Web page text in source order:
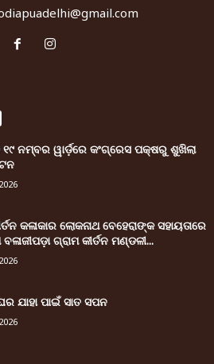
୧୯ ନମ୍ବର ୱାର୍ଡ଼ରେ କଂଗ୍ରେସ ପକ୍ଷରୁ ଶୁଖିଲା
କଳାକାର ଲୋକନାଥ ବେହେରାଙ୍କ ସହାୟତାରେ
ଗ୍ରାମ କୀର୍ତନ ମଣ୍ଡଳୀ...
ଯାହା ପାଇଁ ସାତ ସପନ